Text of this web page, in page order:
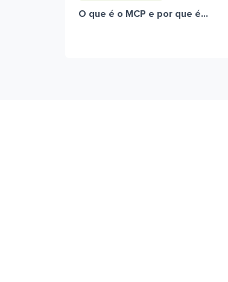
O que é o MCP e por que é...